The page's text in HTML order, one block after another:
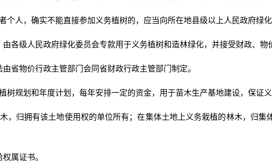
个人，确实不能直接参加义务植树的，应当向所在地县级以上人民政府绿
各级人民政府绿化委员会专款用于义务植树和造林绿化，并接受财政、物
省物价行政主管部门会同省财政行政主管部门制定。
树规划和年度计划，每年安排一定的资金，用于苗木生产基地建设，保证义
，归拥有该土地使用权的单位所有；在集体土地上义务栽植的林木，归
属证书。